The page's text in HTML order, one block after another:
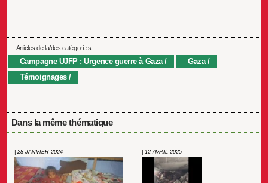
Articles de la/des catégorie.s
Campagne UJFP : Urgence guerre à Gaza
Gaza
Témoignages
Dans la même thématique
| 28 JANVIER 2024 | 12 AVRIL 2025